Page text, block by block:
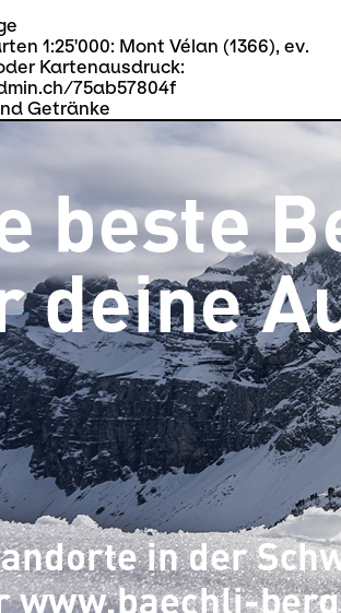
1:25'000: Mont Vélan (1366), ev.
Kartenausdruck:
75ab57804f
Getränke